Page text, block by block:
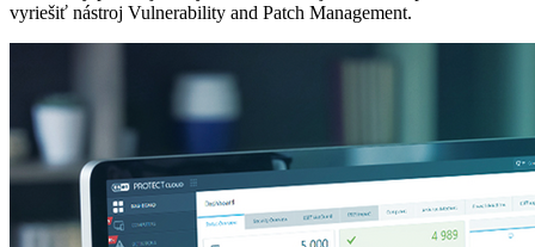
vyriešiť nástroj Vulnerability and Patch Management.